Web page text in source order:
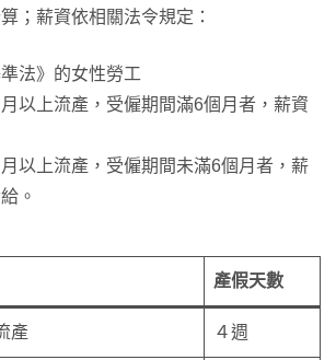
；薪資依相關法令規定：
法》的女性勞工
以上流產，受僱期間滿6個月者，薪資
以上流產，受僱期間未滿6個月者，薪
。
產假天數
產 ４週